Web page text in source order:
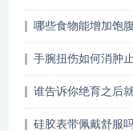
哪些食物能增加饱
手腕扭伤如何消肿
谁告诉你绝育之后
硅胶表带佩戴舒服